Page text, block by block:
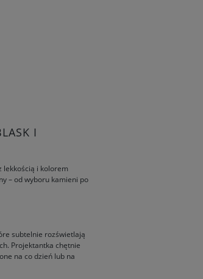
I
lekkością i kolorem
– od wyboru kamieni po
subtelnie rozświetlają
Projektantka chętnie
na co dzień lub na